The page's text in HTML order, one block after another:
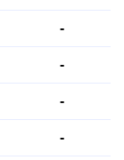
-
-
-
-